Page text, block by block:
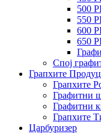
500
550
600
650
Спој
Грапхите
Грапхите
Графитни
Графитни
Грапхите
Царбуризер